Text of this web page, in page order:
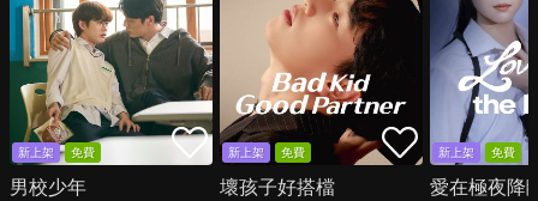
新上架 免費
男校少年
新上架 免費
壞孩子好搭檔
新上架 免費
愛在極夜降